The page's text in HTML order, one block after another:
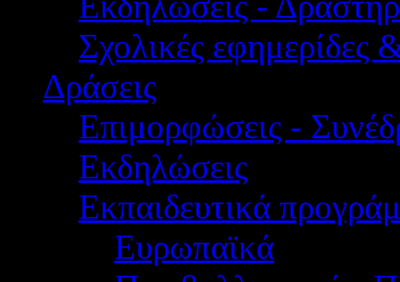
Σχολικές εφημερίδες
Δράσεις
Επιμορφώσεις -
Εκδηλώσεις
Εκπαιδευτικά
Ευρωπαϊκά